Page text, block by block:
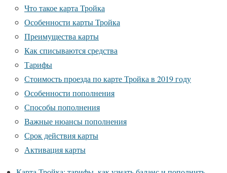
Что такое карта Тройка
Особенности карты Тройка
Преимущества карты
Как списываются средства
Тарифы
Стоимость проезда по карте Тройка в 2019 году
Особенности пополнения
Способы пополнения
Важные нюансы пополнения
Срок действия карты
Активация карты